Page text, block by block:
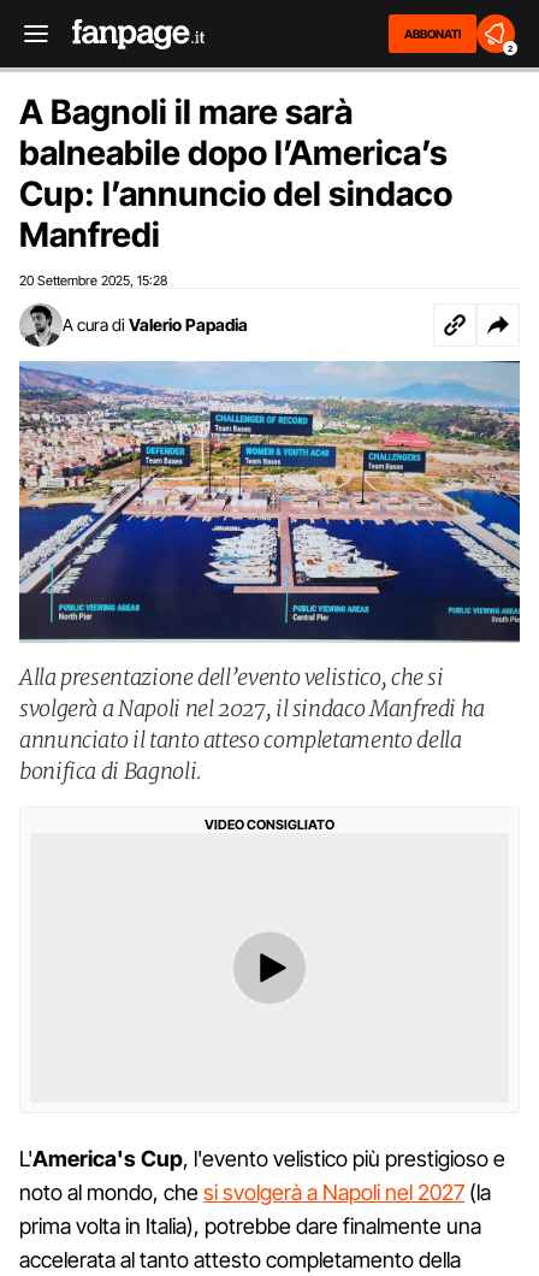
ABBONATI
2
A Bagnoli il mare sarà
balneabile dopo l’America’s
Cup: l’annuncio del sindaco
Manfredi
20 Settembre 2025 15:28
A cura di Valerio Papadia
Alla presentazione dell’evento velistico, che si
svolgerà a Napoli nel 2027, il sindaco Manfredi ha
annunciato il tanto atteso completamento della
bonifica di Bagnoli.
VIDEO CONSIGLIATO
L'America's Cup, l'evento velistico più prestigioso e
noto al mondo, chesi svolgerà a Napoli nel 2027 (la
prima volta in Italia), potrebbe dare finalmente una
accelerata al tanto attesto completamento della